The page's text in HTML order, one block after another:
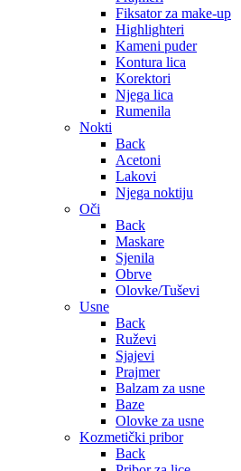
Fiksator za make-up
Highlighteri
Kameni puder
Kontura lica
Korektori
Njega lica
Rumenila
Nokti
Back
Acetoni
Lakovi
Njega noktiju
Oči
Back
Maskare
Sjenila
Obrve
Olovke/Tuševi
Usne
Back
Ruževi
Sjajevi
Prajmer
Balzam za usne
Baze
Olovke za usne
Kozmetički pribor
Back